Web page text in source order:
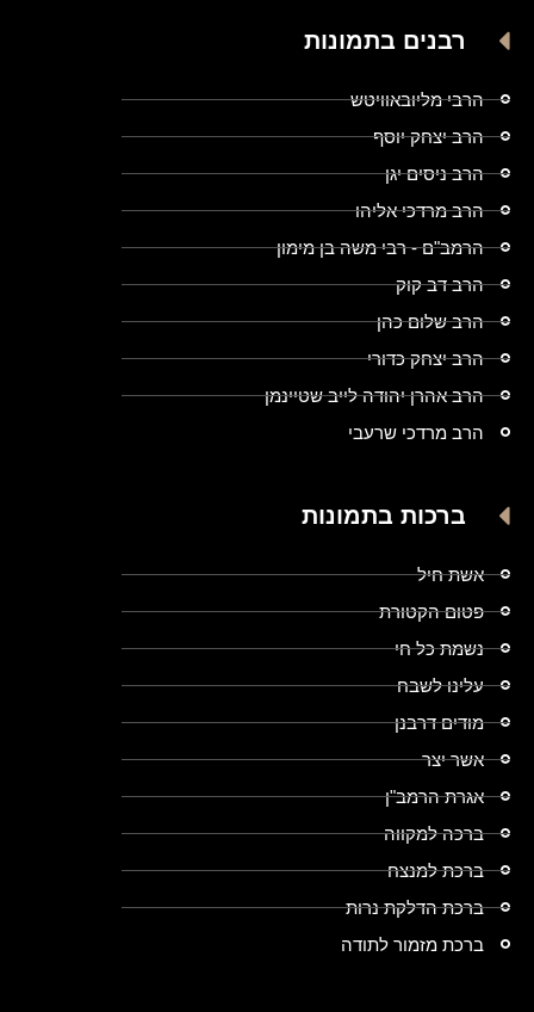
רבנים בתמונות
הרבי מליובאוויטש
הרב יצחק יוסף
הרב ניסים יגן
הרב מרדכי אליהו
הרמב"ם - רבי משה בן מימון
הרב דב קוק
הרב שלום כהן
הרב יצחק כדורי
הרב אהרן יהודה לייב שטיינמן
הרב מרדכי שרעבי
ברכות בתמונות
אשת חיל
פטום הקטורת
נשמת כל חי
עלינו לשבח
מודים דרבנן
אשר יצר
אגרת הרמב"ן
ברכה למקווה
ברכת למנצח
ברכת הדלקת נרות
ברכת מזמור לתודה